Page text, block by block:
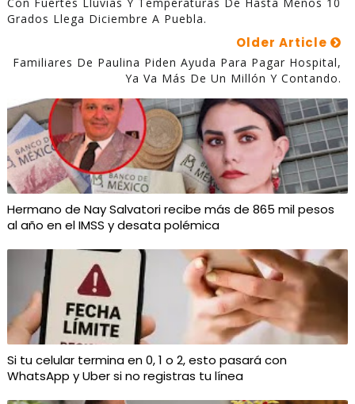
Grados Llega Diciembre A Puebla.
Older Article
Familiares De Paulina Piden Ayuda Para Pagar Hospital,
Ya Va Más De Un Millón Y Contando.
Hermano de Nay Salvatori recibe más de 865 mil pesos
al año en el IMSS y desata polémica
Si tu celular termina en 0, 1 o 2, esto pasará con
WhatsApp y Uber si no registras tu línea